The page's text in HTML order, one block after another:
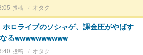
オタク
ホロライブのソシャゲ、課金圧がやばす
るwwwwwwwwww
オタク